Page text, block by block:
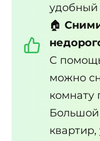
удобный
🏠
С
можно
комнату